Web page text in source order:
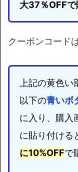
大37％OFFで
クーポンコード
上記の黄色
以下の青いボ
に入り、購入
に貼り付ける
に10%OFFで